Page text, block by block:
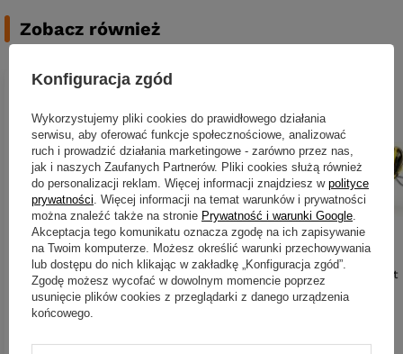
Zobacz również
Wobler Imago Lures Hooper
3,5cm - pływający - LBC
43,90 zł
Kup za: 1448.7pktpunktów
Wobler Imago Lures Hornet
3,5cm - pływający - YB
Kup za: 1501.5pkt
Konfiguracja zgód
Wykorzystujemy pliki cookies do prawidłowego działania
serwisu, aby oferować funkcje społecznościowe, analizować
ruch i prowadzić działania marketingowe - zarówno przez nas,
jak i naszych Zaufanych Partnerów. Pliki cookies służą również
do personalizacji reklam. Więcej informacji znajdziesz w polityce
prywatności . Więcej informacji na temat warunków i prywatności
można znaleźć także na stronie Prywatność i warunki Google
Akceptacja tego komunikatu oznacza zgodę na ich zapisywanie
na Twoim komputerze. Możesz określić warunki przechowywania
lub dostępu do nich klikając w zakładkę „Konfiguracja zgód”.
Zgodę możesz wycofać w dowolnym momencie poprzez
usunięcie plików cookies z przeglądarki z danego urządzenia
końcowego.